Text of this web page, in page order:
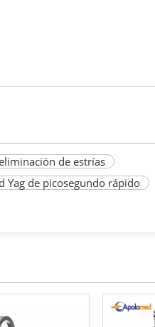
de estrías
Yag de picosegundo rápido